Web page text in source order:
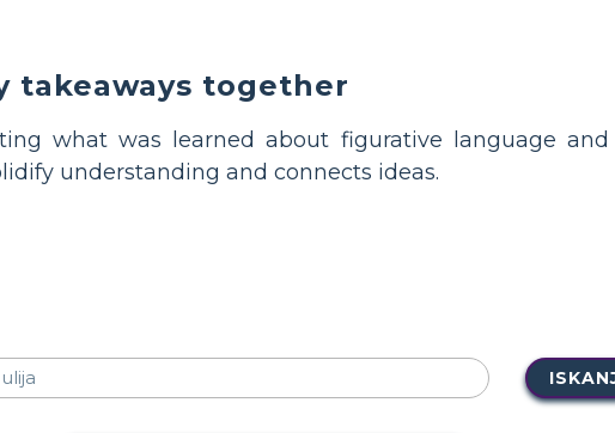
takeaways together
what was learned about figurative language
understanding and connects ideas.